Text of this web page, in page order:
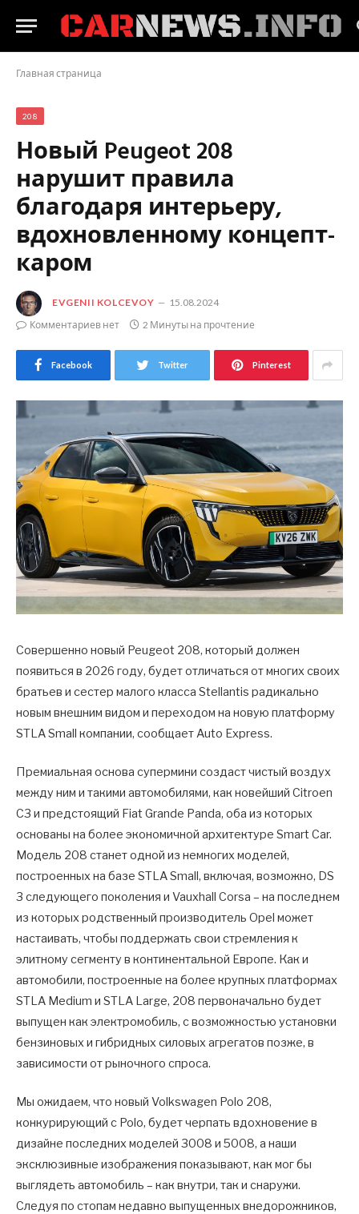
Главная страница
208
Новый Peugeot 208
нарушит правила
благодаря интерьеру,
вдохновленному концепт-
каром
EVGENII KOLCEVOY
15.08.2024
Комментариев нет
2 Минуты на прочтение
Facebook Twitter Pinterest
Совершенно новый Peugeot 208, который должен
появиться в 2026 году, будет отличаться от многих своих
братьев и сестер малого класса Stellantis радикально
новым внешним видом и переходом на новую платформу
STLA Small компании, сообщает Auto Express.
Премиальная основа супермини создаст чистый воздух
между ним и такими автомобилями, как новейший Citroen
C3 и предстоящий Fiat Grande Panda, оба из которых
основаны на более экономичной архитектуре Smart Car.
Модель 208 станет одной из немногих моделей,
построенных на базе STLA Small, включая, возможно, DS
3 следующего поколения и Vauxhall Corsa – на последнем
из которых родственный производитель Opel может
настаивать, чтобы поддержать свои стремления к
элитному сегменту в континентальной Европе. Как и
автомобили, построенные на более крупных платформах
STLA Medium и STLA Large, 208 первоначально будет
выпущен как электромобиль, с возможностью установки
бензиновых и гибридных силовых агрегатов позже, в
зависимости от рыночного спроса.
Мы ожидаем, что новый Volkswagen Polo 208,
конкурирующий с Polo, будет черпать вдохновение в
дизайне последних моделей 3008 и 5008, а наши
эксклюзивные изображения показывают, как мог бы
выглядеть автомобиль – как внутри, так и снаружи.
Следуя по стопам недавно выпущенных внедорожников,